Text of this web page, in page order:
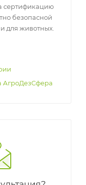
сертификацию
безопасной
для животных.
АгроДезСфера